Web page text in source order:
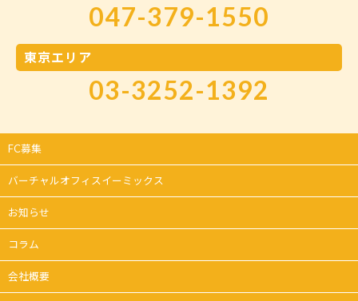
047-379-1550
東京エリア
03-3252-1392
FC募集
バーチャルオフィスイーミックス
お知らせ
コラム
会社概要